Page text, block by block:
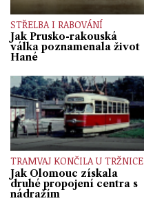
STŘELBA I RABOVÁNÍ
Jak Prusko-rakouská
válka poznamenala život
Hané
TRAMVAJ KONČILA U TRŽNICE
Jak Olomouc získala
druhé propojení centra s
nádražím